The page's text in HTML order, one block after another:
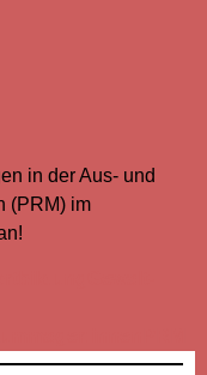
in der Aus- und
(PRM) im